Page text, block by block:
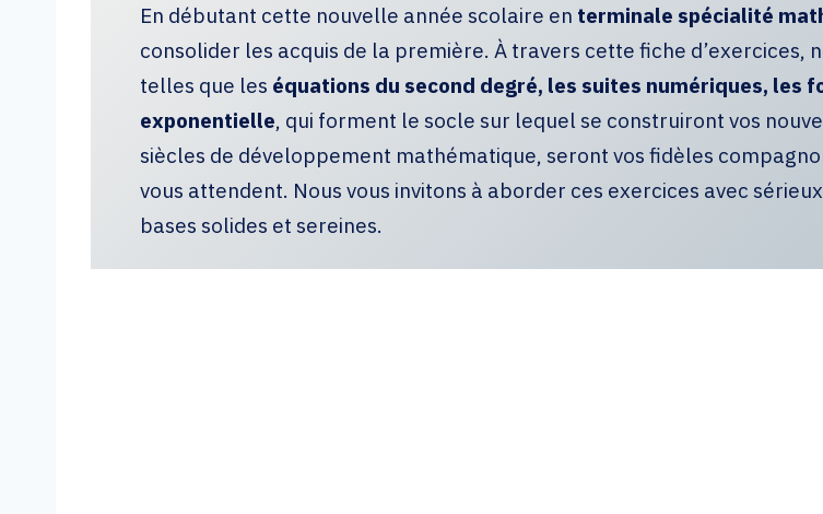
En débutant cette nouvelle année scolaire en terminale spécialité
consolider les acquis de la première. À travers cette fiche
telles que les équations du second degré, les suites numériques,
exponentielle, qui forment le socle sur lequel se construiront vos
siècles de développement mathématique, seront vos fidèles
vous attendent. Nous vous invitons à aborder ces exercices avec
bases solides et sereines.